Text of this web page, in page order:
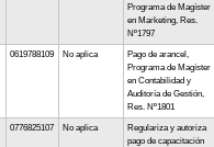
Programa de Magíster
en Marketing, Res.
Nº1797
0619788109 No aplica
Pago de arancel,
Programa de Magíster
en Contabilidad y
Auditoría de Gestión,
Res. Nº1801
0776825107 No aplica
Regulariza y autoriza
pago de capacitación